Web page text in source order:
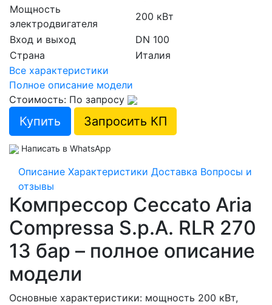
Мощность
электродвигателя
200 кВт
Вход и выход
DN 100
Страна
Италия
Все характеристики
Полное описание модели
Стоимость: По запросу
Купить Запросить КП
Написать в WhatsApp
Описание Характеристики Доставка Вопросы и
отзывы
Компрессор Ceccato Aria
Compressa S.p.A. RLR 270
13 бар – полное описание
модели
Основные характеристики: мощность 200 кВт,